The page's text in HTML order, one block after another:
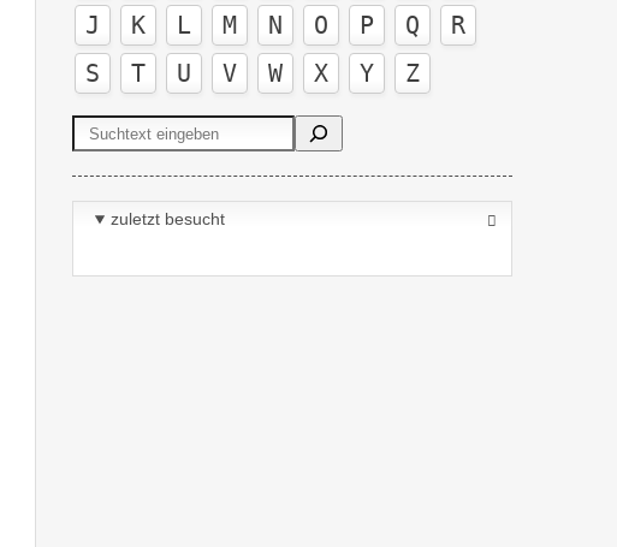
J
K L M N O P Q
R
S
T U V W X Y Z
Suchen
zuletzt besucht